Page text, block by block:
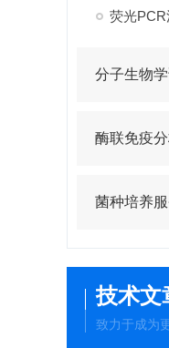
荧光PCR
分子生物学
酶联免疫
菌种培养
技术文
致力于成为